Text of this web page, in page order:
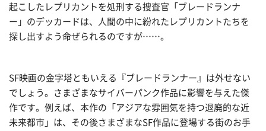
起こしたレプリカントを処刑する捜査官「ブレードランナ
ー」のデッカードは、人間の中に紛れたレプリカントたちを
探し出すよう命ぜられるのですが……。
SF映画の金字塔ともいえる『ブレードランナー』は外せない
でしょう。さまざまなサイバーパンク作品に影響を与えた傑
作です。例えば、本作の「アジアな雰囲気を持つ退廃的な近
未来都市」は、その後さまざまなSF作品に登場する街のお手